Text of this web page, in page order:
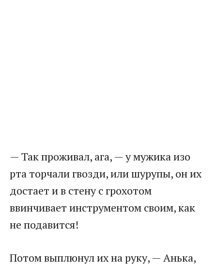
— Так проживал, ага, — у мужика изо
рта торчали гвозди, или шурупы, он их
достает и в стену с грохотом
ввинчивает инструментом своим, как
не подавится!
Потом выплюнул их на руку, — Анька,